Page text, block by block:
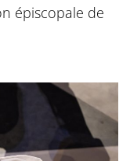
épiscopale de